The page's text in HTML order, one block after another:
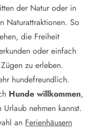
der Natur oder in
Naturattraktionen. So
die Freiheit
oder einfach
zu erleben.
hundefreundlich.
Hunde willkommen,
nehmen kannst.
an Ferienhäusern